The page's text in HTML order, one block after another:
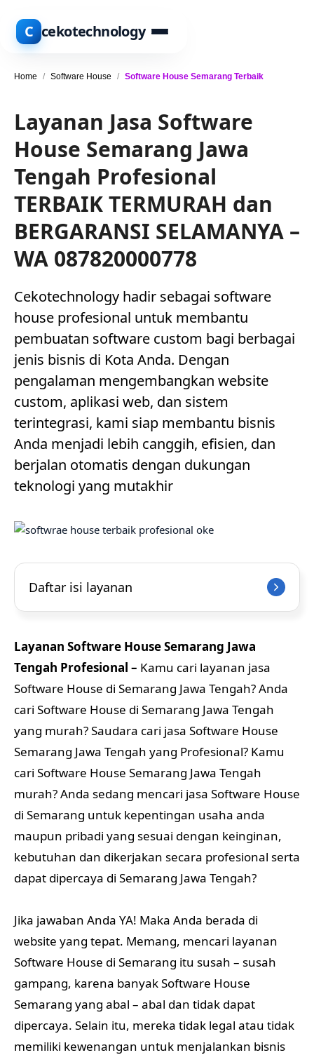
C cekotechnology
Home / Software House / Software House Semarang Terbaik
Layanan Jasa Software
House Semarang Jawa
Tengah Profesional
TERBAIK TERMURAH dan
BERGARANSI SELAMANYA –
WA 087820000778
Cekotechnology hadir sebagai software
house profesional untuk membantu
pembuatan software custom bagi berbagai
jenis bisnis di Kota Anda. Dengan
pengalaman mengembangkan website
custom, aplikasi web, dan sistem
terintegrasi, kami siap membantu bisnis
Anda menjadi lebih canggih, efisien, dan
berjalan otomatis dengan dukungan
teknologi yang mutakhir
Daftar isi layanan
Layanan Software House Semarang Jawa
Tengah Profesional – Kamu cari layanan jasa
Software House di Semarang Jawa Tengah? Anda
cari Software House di Semarang Jawa Tengah
yang murah? Saudara cari jasa Software House
Semarang Jawa Tengah yang Profesional? Kamu
cari Software House Semarang Jawa Tengah
murah? Anda sedang mencari jasa Software House
di Semarang untuk kepentingan usaha anda
maupun pribadi yang sesuai dengan keinginan,
kebutuhan dan dikerjakan secara profesional serta
dapat dipercaya di Semarang Jawa Tengah?
Jika jawaban Anda YA! Maka Anda berada di
website yang tepat. Memang, mencari layanan
Software House di Semarang itu susah – susah
gampang, karena banyak Software House
Semarang yang abal – abal dan tidak dapat
dipercaya. Selain itu, mereka tidak legal atau tidak
memiliki kewenangan untuk menjalankan bisnis